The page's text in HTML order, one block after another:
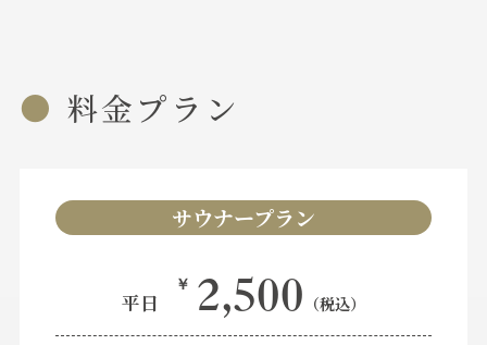
料金プラン
サウナープラン
平日
￥ 2,500 （税込）